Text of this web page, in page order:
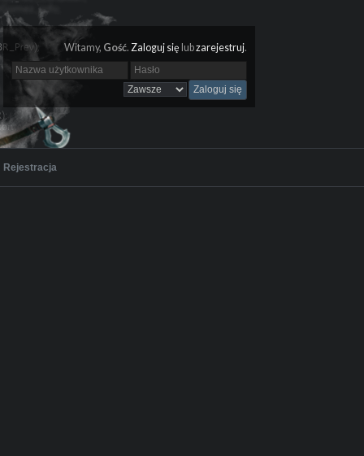
Witamy, Gość. Zaloguj się lubzarejestruj.
Rejestracja